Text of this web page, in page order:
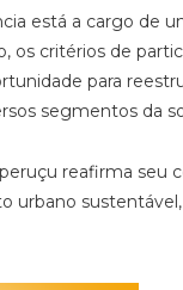
está a cargo de
os critérios de
para
segmentos da
reafirma
urbano